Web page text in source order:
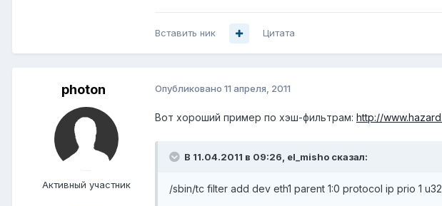
Вставить ник Цитата
photon
Активный участник
Опубликовано 11 апреля, 2011
Вот хороший пример по хэш-фильтрам: http://
В 11.04.2011 в 09:26, el_misho сказал:
/sbin/tc filter add dev eth1 parent 1:0 protocol ip prio 1